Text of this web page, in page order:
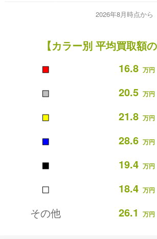
2026年8月時点から
【カラー別 平均買取額の
■ 16.8 万円
■ 20.5 万円
■ 21.8 万円
■ 28.6 万円
■ 19.4 万円
■ 18.4 万円
その他 26.1 万円